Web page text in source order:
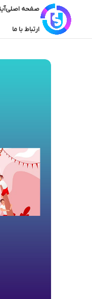
صفحه اصلی
ارتباط با ما